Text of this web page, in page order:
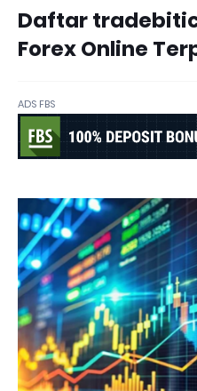
Daftar
Forex Online
ADS FBS